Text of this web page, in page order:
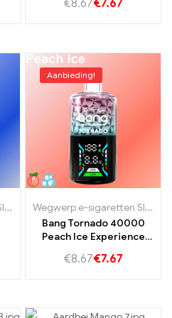
van bosbessen en
€8.67€7.67
Tsjechië
Slovenië,Wegwerp e-sigaretten
Wegwerp e-sigaretten Slowakije ,Wegwerp e-sigaretten
Aanbieding!
Wegwerp e-sigaretten Slowakije
Bang Tornado 40000
Peach Ice Experience
Experience
€8.67€7.67